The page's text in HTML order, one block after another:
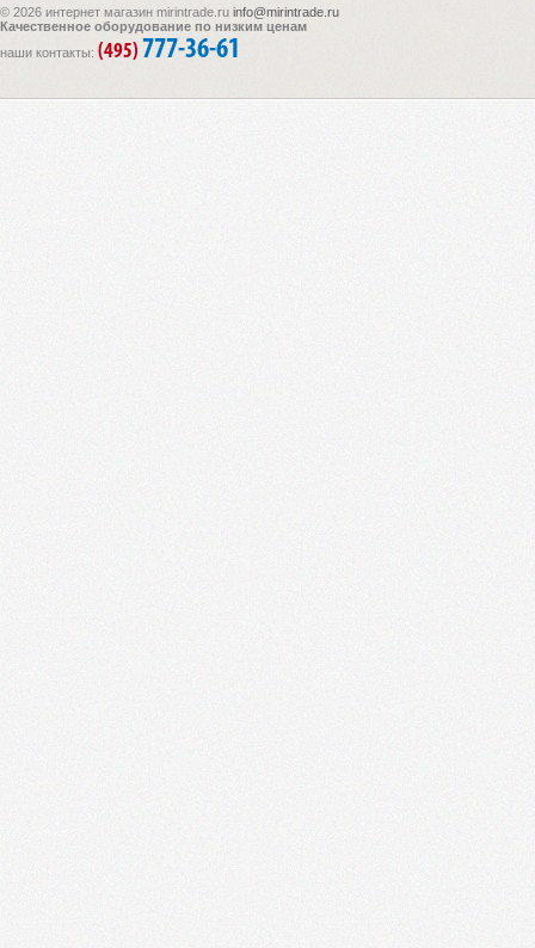
© 2026 интернет магазин mirintrade.ru info@mirintrade.ru
Качественное оборудование по низким ценам
наши контакты: (495) 777-36-61